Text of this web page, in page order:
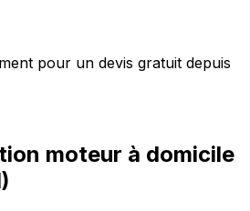
pour un devis gratuit depuis
moteur à domicile
)